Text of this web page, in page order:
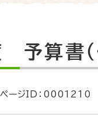
算書（
ページID：0001210